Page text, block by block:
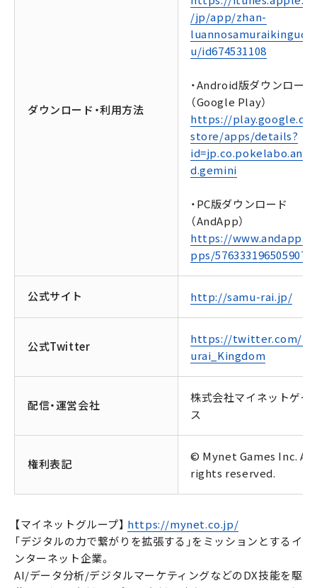
ダウンロード・利用方法
/jp/app/zhan-
u/id674531108
・Android版ダウンロード
（Google Play）
https://
store/apps/details?
d.gemini
・PC版ダウンロード
（AndApp）
https://
pps/5763331965059072
公式サイト http://samu-rai.jp/
公式Twitter
https://twitter.com/
urai_Kingdom
配信・運営会社
株式会社マイネットゲー
ス
権利表記
© Mynet Games Inc. All
rights reserved.
【マイネットグループ】 https://mynet.co.jp/
「デジタルの力で繋がりを拡張する」をミッションとするイ
ンターネット企業。
AI/データ分析/デジタルマーケティングなどのDX技能を駆